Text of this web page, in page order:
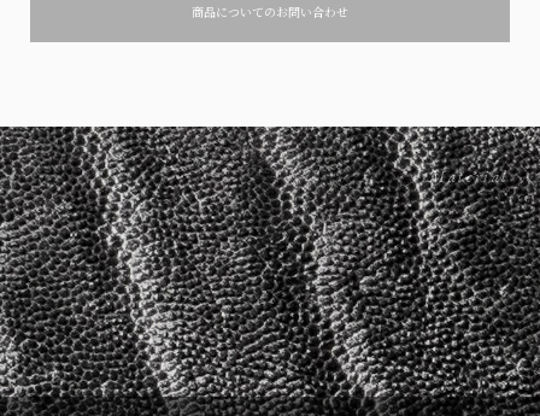
商品についてのお問い合わせ
Material